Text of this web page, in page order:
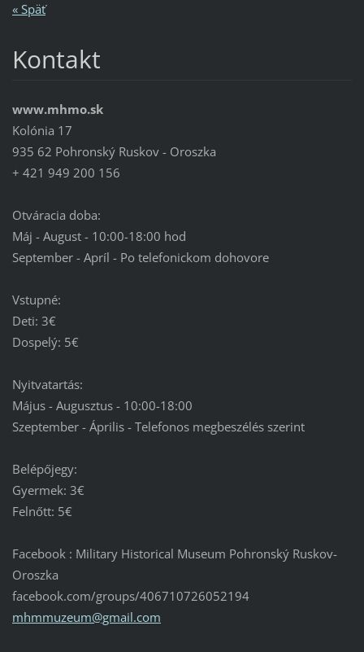
« Späť
Kontakt
www.mhmo.sk
Kolónia 17
935 62 Pohronský Ruskov - Oroszka
+ 421 949 200 156
Otváracia doba:
Máj - August - 10:00-18:00 hod
September - Apríl - Po telefonickom dohovore
Vstupné:
Deti: 3€
Dospelý: 5€
Nyitvatartás:
Május - Augusztus - 10:00-18:00
Szeptember - Április - Telefonos megbeszélés szerint
Belépőjegy:
Gyermek: 3€
Felnőtt: 5€
Facebook : Military Historical Museum Pohronský Ruskov-
Oroszka
facebook.com/groups/406710726052194
mhmmuzeum@gmail.com